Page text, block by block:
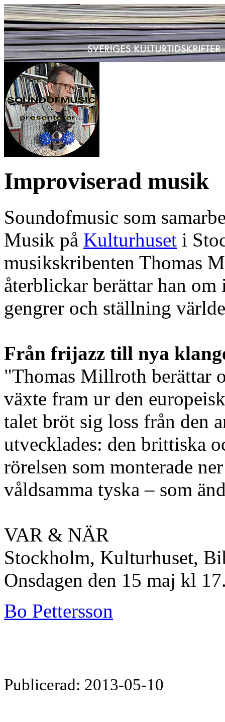
Improviserad musik
Soundofmusic som
Musik på Kulturhuset i
musikskribenten Thomas
återblickar berättar han
gengrer och ställning
Från frijazz till nya
"Thomas Millroth berättar
växte fram ur den
talet bröt sig loss från den
utvecklades: den brittiska
rörelsen som monterade
våldsamma tyska – som
VAR & NÄR
Stockholm, Kulturhuset,
Onsdagen den 15 maj kl
Bo Pettersson
Publicerad: 2013-05-10